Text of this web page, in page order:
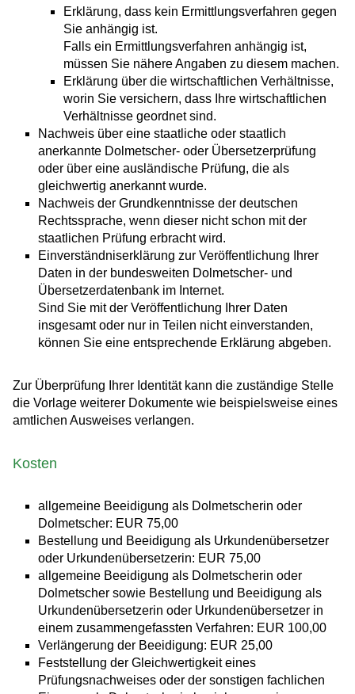
Erklärung, dass kein Ermittlungsverfahren gegen
Sie anhängig ist.
Falls ein Ermittlungsverfahren anhängig ist,
müssen Sie nähere Angaben zu diesem machen.
Erklärung über die wirtschaftlichen Verhältnisse,
worin Sie versichern, dass Ihre wirtschaftlichen
Verhältnisse geordnet sind.
Nachweis über eine staatliche oder staatlich
anerkannte Dolmetscher- oder Übersetzerprüfung
oder über eine ausländische Prüfung, die als
gleichwertig anerkannt wurde.
Nachweis der Grundkenntnisse der deutschen
Rechtssprache, wenn dieser nicht schon mit der
staatlichen Prüfung erbracht wird.
Einverständniserklärung zur Veröffentlichung Ihrer
Daten in der bundesweiten Dolmetscher- und
Übersetzerdatenbank im Internet.
Sind Sie mit der Veröffentlichung Ihrer Daten
insgesamt oder nur in Teilen nicht einverstanden,
können Sie eine entsprechende Erklärung abgeben.
Zur Überprüfung Ihrer Identität kann die zuständige Stelle
die Vorlage weiterer Dokumente wie beispielsweise eines
amtlichen Ausweises verlangen.
Kosten
allgemeine Beeidigung als Dolmetscherin oder
Dolmetscher: EUR 75,00
Bestellung und Beeidigung als Urkundenübersetzer
oder Urkundenübersetzerin: EUR 75,00
allgemeine Beeidigung als Dolmetscherin oder
Dolmetscher sowie Bestellung und Beeidigung als
Urkundenübersetzerin oder Urkundenübersetzer in
einem zusammengefassten Verfahren: EUR 100,00
Verlängerung der Beeidigung: EUR 25,00
Feststellung der Gleichwertigkeit eines
Prüfungsnachweises oder der sonstigen fachlichen